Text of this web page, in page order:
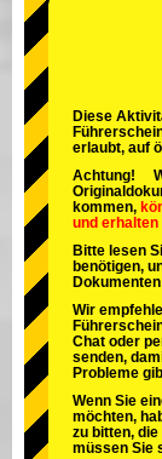
Tokio
Tokio
Tokio
Tokio
Diese
erlaubt, auf
Achtung!
kommen,
und
Bitte lesen
benötigen,
Wir
Chat oder
senden,
Probleme
Wenn Sie
möchten,
zu bitten, die
müssen Sie